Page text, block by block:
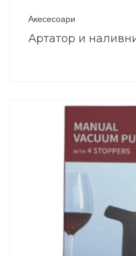
Акесесоари
Артатор и